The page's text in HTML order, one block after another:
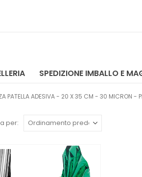
SPEDIZIONE IMBALLO E
PATELLA ADESIVA - 20 X 35 CM - 30 MICRON -
per: